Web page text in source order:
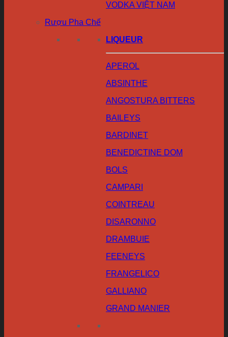
VODKA VIỆT NAM
Rượu Pha Chế
LIQUEUR
APEROL
ABSINTHE
ANGOSTURA BITTERS
BAILEYS
BARDINET
BENEDICTINE DOM
BOLS
CAMPARI
COINTREAU
DISARONNO
DRAMBUIE
FEENEYS
FRANGELICO
GALLIANO
GRAND MANIER